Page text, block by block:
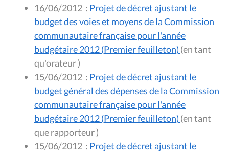
16/06/2012 : Projet de décret ajustant le
budget des voies et moyens de la Commission
communautaire française pour l'année
budgétaire 2012 (Premier feuilleton) (en tant
qu'orateur )
15/06/2012 : Projet de décret ajustant le
budget général des dépenses de la Commission
communautaire française pour l'année
budgétaire 2012 (Premier feuilleton) (en tant
que rapporteur )
15/06/2012 : Projet de décret ajustant le